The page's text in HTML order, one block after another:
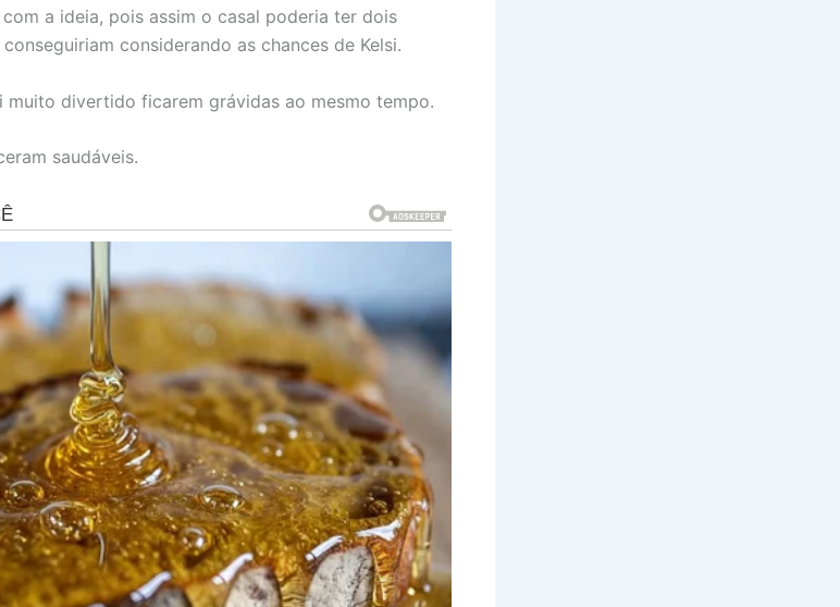
a ideia, pois assim o casal poderia ter dois
considerando as chances de Kelsi.
muito divertido ficarem grávidas ao mesmo tempo.
saudáveis.